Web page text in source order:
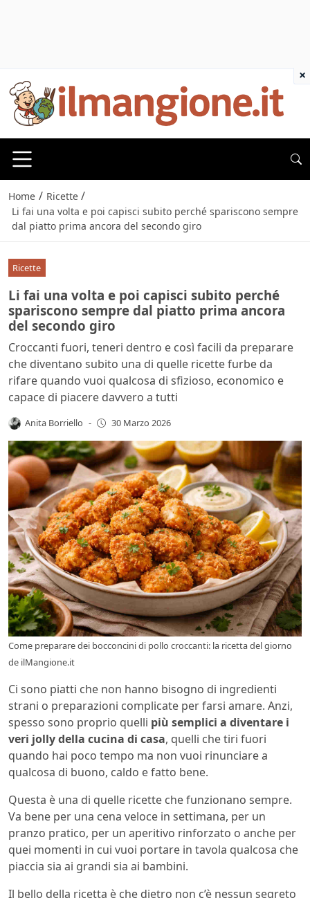
Home / Ricette /
Li fai una volta e poi capisci subito perché spariscono sempre
dal piatto prima ancora del secondo giro
Ricette
Li fai una volta e poi capisci subito perché
spariscono sempre dal piatto prima ancora
del secondo giro
Croccanti fuori, teneri dentro e così facili da preparare
che diventano subito una di quelle ricette furbe da
rifare quando vuoi qualcosa di sfizioso, economico e
capace di piacere davvero a tutti
Anita Borriello - 30 Marzo 2026
Come preparare dei bocconcini di pollo croccanti: la ricetta del giorno
de ilMangione.it
Ci sono piatti che non hanno bisogno di ingredienti
strani o preparazioni complicate per farsi amare. Anzi,
spesso sono proprio quelli più semplici a diventare i
veri jolly della cucina di casa, quelli che tiri fuori
quando hai poco tempo ma non vuoi rinunciare a
qualcosa di buono, caldo e fatto bene.
Questa è una di quelle ricette che funzionano sempre.
Va bene per una cena veloce in settimana, per un
pranzo pratico, per un aperitivo rinforzato o anche per
quei momenti in cui vuoi portare in tavola qualcosa che
piaccia sia ai grandi sia ai bambini.
Il bello della ricetta è che dietro non c’è nessun segreto
×